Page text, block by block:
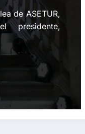
de ASETUR,
presidente,